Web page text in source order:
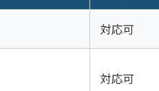
対応可
対応可